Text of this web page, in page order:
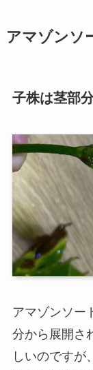
アマゾンソ
子株は茎部
アマゾンソー
分から展開さ
しいのですが